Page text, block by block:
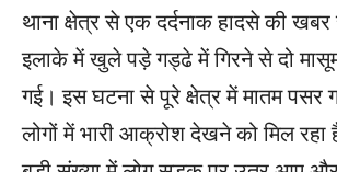
थाना क्षेत्र से एक दर्दनाक हादसे की
इलाके में खुले पड़े गड्ढे में गिरने से दो मासूम
गई। इस घटना से पूरे क्षेत्र में मातम पसर
लोगों में भारी आक्रोश देखने को मिल